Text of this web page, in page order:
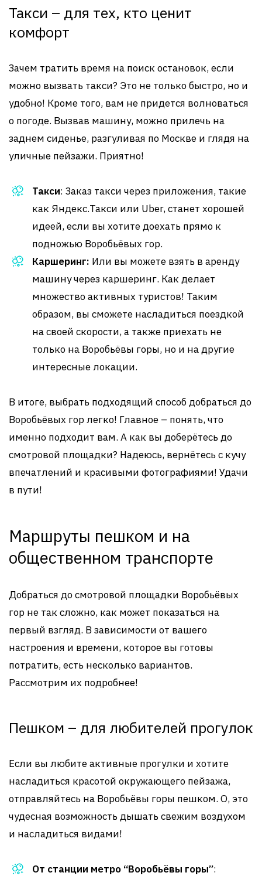
Такси – для тех, кто ценит
комфорт
Зачем тратить время на поиск остановок, если
можно вызвать такси? Это не только быстро, но и
удобно! Кроме того, вам не придется волноваться
о погоде. Вызвав машину, можно прилечь на
заднем сиденье, разгуливая по Москве и глядя на
уличные пейзажи. Приятно!
Такси: Заказ такси через приложения, такие
как Яндекс.Такси или Uber, станет хорошей
идеей, если вы хотите доехать прямо к
подножью Воробьёвых гор.
Каршеринг: Или вы можете взять в аренду
машину через каршеринг. Как делает
множество активных туристов! Таким
образом, вы сможете насладиться поездкой
на своей скорости, а также приехать не
только на Воробьёвы горы, но и на другие
интересные локации.
В итоге, выбрать подходящий способ добраться до
Воробьёвых гор легко! Главное – понять, что
именно подходит вам. А как вы доберётесь до
смотровой площадки? Надеюсь, вернётесь с кучу
впечатлений и красивыми фотографиями! Удачи
в пути!
Маршруты пешком и на
общественном транспорте
Добраться до смотровой площадки Воробьёвых
гор не так сложно, как может показаться на
первый взгляд. В зависимости от вашего
настроения и времени, которое вы готовы
потратить, есть несколько вариантов.
Рассмотрим их подробнее!
Пешком – для любителей прогулок
Если вы любите активные прогулки и хотите
насладиться красотой окружающего пейзажа,
отправляйтесь на Воробьёвы горы пешком. О, это
чудесная возможность дышать свежим воздухом
и насладиться видами!
От станции метро “Воробьёвы горы”: